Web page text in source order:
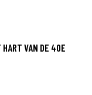
VAN DE 40E